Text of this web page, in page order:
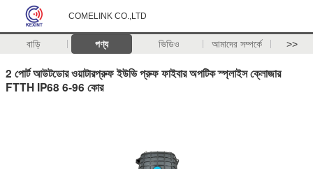
COMELINK CO.,LTD
বাড়ি পণ্য ভিডিও আমাদের সম্পর্কে >>
2 পোর্ট আউটডোর ওয়াটারপ্রুফ ইউভি প্রুফ ফাইবার অপটিক স্প্লাইস ক্লোজার
FTTH IP68 6-96 কোর